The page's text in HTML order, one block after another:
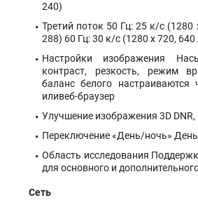
240)
Третий поток 50 Гц: 25 к/с
288) 60 Гц: 30 к/с (1280 x 720, 640
Настройки изображения
контраст, резкость, режим
баланс белого настраиваются
иливеб-браузер
Улучшение изображения 3D DNR,
Переключение «День/ночь»
Область исследования
для основного и
Сеть